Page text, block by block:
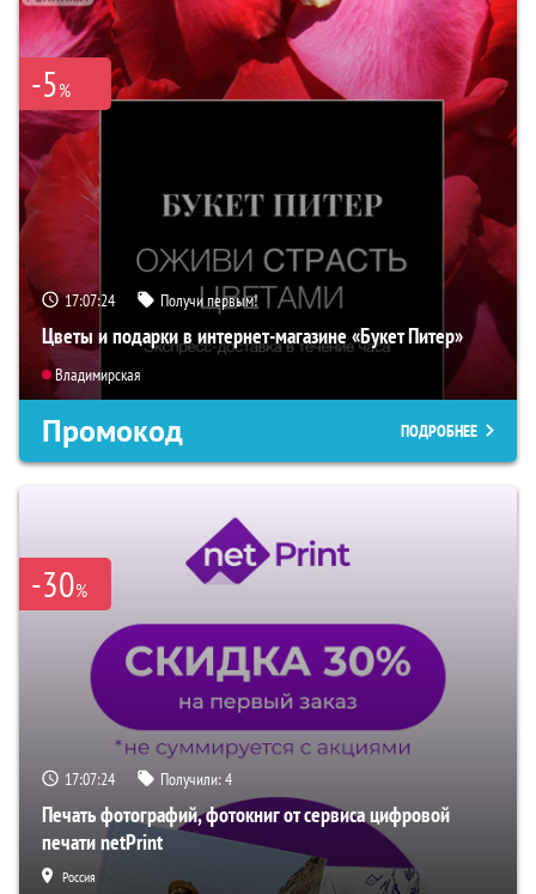
-5%
17:07:23 Получи первым!
Цветы и подарки в интернет-магазине «Букет Питер»
Владимирская
Промокод ПОДРОБНЕЕ
-30%
17:07:23 Получили:4
Печать фотографий, фотокниг от сервиса цифровой
печати netPrint
Россия